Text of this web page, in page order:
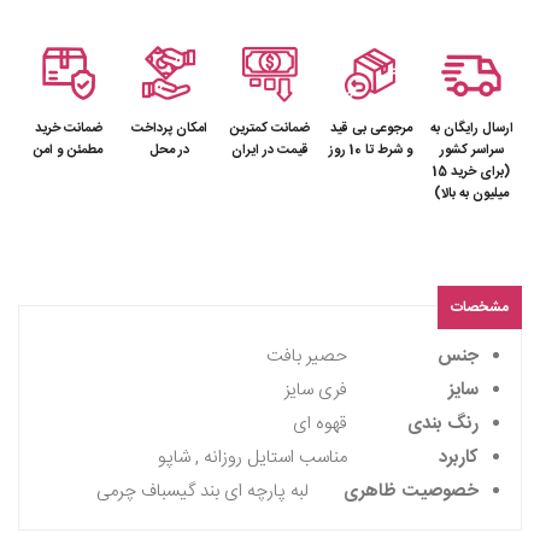
ارسال رایگان به
سراسر کشور
(برای خرید 15
میلیون به بالا)
مرجوعی بی قید
و شرط تا 10 روز
ضمانت کمترین
قیمت در ایران
امکان پرداخت
در محل
ضمانت خرید
مطمئن و امن
مشخصات
جنس
حصیر بافت
سایز
فری سایز
رنگ بندی
قهوه ای
کاربرد
مناسب استایل روزانه , شاپو
خصوصیت ظاهری
لبه پارچه ای بند گیسباف چرمی